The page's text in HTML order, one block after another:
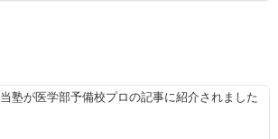
当塾が医学部予備校プロの記事に紹介されました